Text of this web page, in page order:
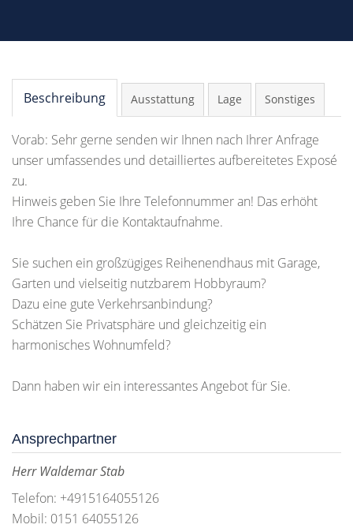
Beschreibung Ausstattung Lage Sonstiges
Vorab: Sehr gerne senden wir Ihnen nach Ihrer Anfrage
unser umfassendes und detailliertes aufbereitetes Exposé
zu.
Hinweis geben Sie Ihre Telefonnummer an! Das erhöht
Ihre Chance für die Kontaktaufnahme.
Sie suchen ein großzügiges Reihenendhaus mit Garage,
Garten und vielseitig nutzbarem Hobbyraum?
Dazu eine gute Verkehrsanbindung?
Schätzen Sie Privatsphäre und gleichzeitig ein
harmonisches Wohnumfeld?
Dann haben wir ein interessantes Angebot für Sie.
Ansprechpartner
Herr Waldemar Stab
Telefon: +4915164055126
Mobil: 0151 64055126